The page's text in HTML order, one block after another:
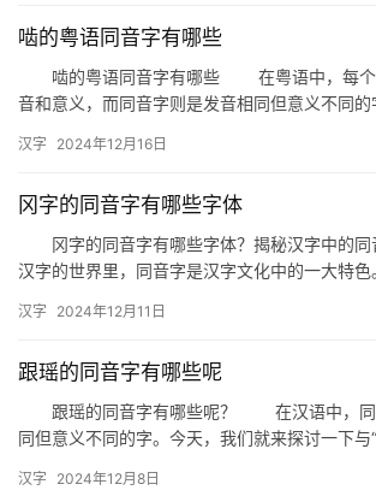
啮的粤语同音字有哪些
啮的粤语同音字有哪些 在粤语中，每个
音和意义，而同音字则是发音相同但意义不同
汉字 2024年12月16日
冈字的同音字有哪些字体
冈字的同音字有哪些字体？揭秘汉字中
汉字的世界里，同音字是汉字文化中的一大特
汉字 2024年12月11日
跟瑶的同音字有哪些呢
跟瑶的同音字有哪些呢？ 在汉语中，同
同但意义不同的字。今天，我们就来探讨一下与
汉字 2024年12月8日